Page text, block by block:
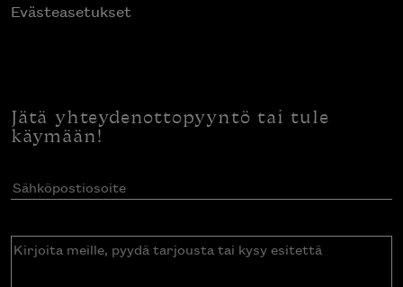
Evästeasetukset
Jätä yhteydenottopyyntö tai tule
käymään!
Sähköpostiosoite(Pakollinen)
Kirjoita